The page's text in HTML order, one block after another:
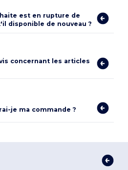
est en rupture de
disponible de nouveau ?
concernant les articles
je ma commande ?